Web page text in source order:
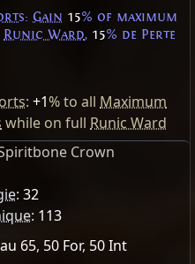
: Gain 15% of maximum
Runic Ward, 15% de Perte
: +1% to all Maximum
while on full Runic Ward
Crown
: 32
: 113
65, 50 For, 50 Int